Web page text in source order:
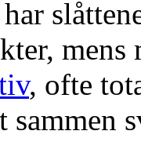
, ofte
sammen